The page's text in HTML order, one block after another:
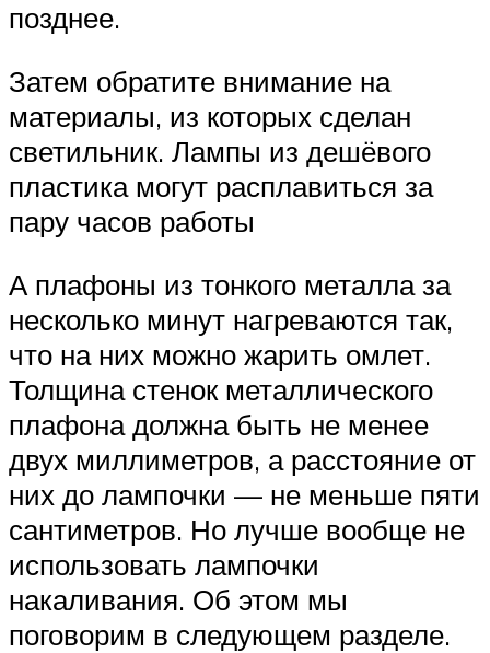
позднее.
Затем обратите внимание на
материалы, из которых сделан
светильник. Лампы из дешёвого
пластика могут расплавиться за
пару часов работы
А плафоны из тонкого металла за
несколько минут нагреваются так,
что на них можно жарить омлет.
Толщина стенок металлического
плафона должна быть не менее
двух миллиметров, а расстояние от
них до лампочки — не меньше пяти
сантиметров. Но лучше вообще не
использовать лампочки
накаливания. Об этом мы
поговорим в следующем разделе.